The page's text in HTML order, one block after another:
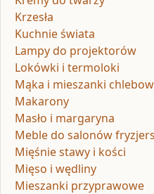
Krzesła
Kuchnie świata
Lampy do projektorów
Lokówki i termoloki
Mąka i mieszanki
Makarony
Masło i margaryna
Meble do salonów
Mięśnie stawy i kości
Mięso i wędliny
Mieszanki przyprawowe